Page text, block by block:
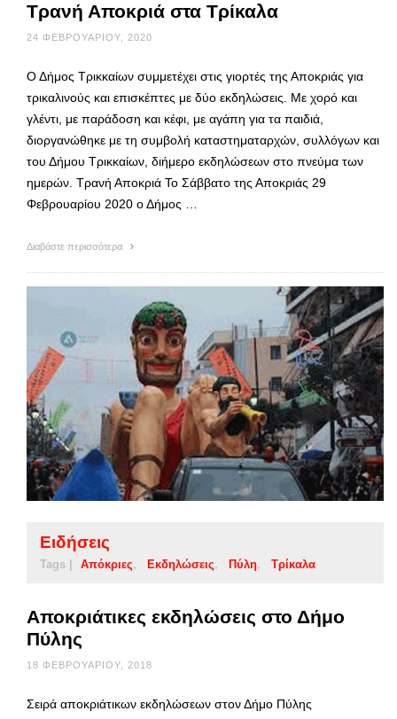
Τρανή Αποκριά στα Τρίκαλα
24 ΦΕΒΡΟΥΑΡΊΟΥ, 2020
Ο Δήμος Τρικκαίων συμμετέχει στις γιορτές της Αποκριάς για
τρικαλινούς και επισκέπτες με δύο εκδηλώσεις. Με χορό και
γλέντι, με παράδοση και κέφι, με αγάπη για τα παιδιά,
διοργανώθηκε με τη συμβολή καταστηματαρχών, συλλόγων και
του Δήμου Τρικκαίων, διήμερο εκδηλώσεων στο πνεύμα των
ημερών. Τρανή Αποκριά Το Σάββατο της Αποκριάς 29
Φεβρουαρίου 2020 ο Δήμος …
Διαβάστε περισσότερα
Ειδήσεις
Tags | Απόκριες Εκδηλώσεις Πύλη Τρίκαλα
Αποκριάτικες εκδηλώσεις στο Δήμο
Πύλης
18 ΦΕΒΡΟΥΑΡΊΟΥ, 2018
Σειρά αποκριάτικων εκδηλώσεων στον Δήμο Πύλης